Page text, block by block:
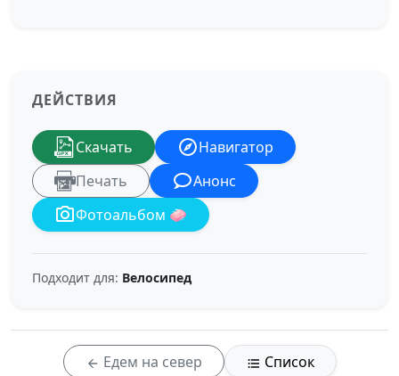
ДЕЙСТВИЯ
Скачать
Навигатор
Печать
Анонс
Фотоальбом 🧼
Подходит для: Велосипед
Едем на север
Список